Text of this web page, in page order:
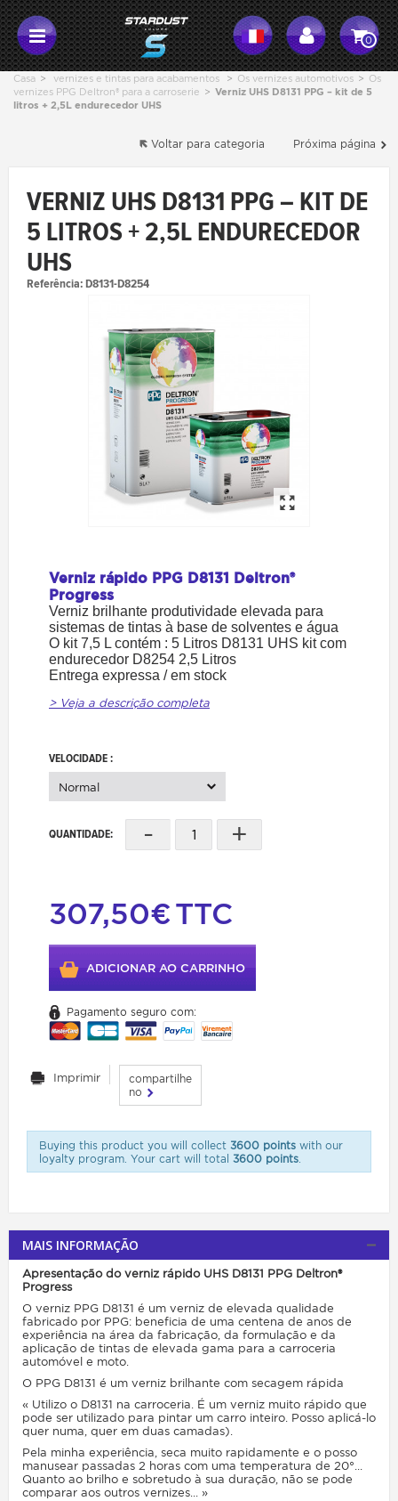
0
Casa > vernizes e tintas para acabamentos > Os vernizes automotivos > Os
vernizes PPG Deltron® para a carroserie > Verniz UHS D8131 PPG – kit de 5
litros + 2,5L endurecedor UHS
Próxima página
Voltar para categoria
VERNIZ UHS D8131 PPG – KIT DE
5 LITROS + 2,5L ENDURECEDOR
UHS
Referência:D8131-D8254
Verniz rápido PPG D8131 Deltron®
Progress
Verniz brilhante produtividade elevada para
sistemas de tintas à base de solventes e água
O kit 7,5 L contém : 5 Litros D8131 UHS kit com
endurecedor D8254 2,5 Litros
Entrega expressa / em stock
> Veja a descrição completa
VELOCIDADE :
Normal
QUANTIDADE: - +
307,50€TTC
ADICIONAR AO CARRINHO
Pagamento seguro com:
Imprimir
compartilhe
no
Buying this product you will collect 3600 pointswith our
loyalty program. Your cart will total 3600 points.
MAIS INFORMAÇÃO
Apresentação do verniz rápido UHS D8131 PPG Deltron®
Progress
O verniz PPG D8131 é um verniz de elevada qualidade
fabricado por PPG: beneficia de uma centena de anos de
experiência na área da fabricação, da formulação e da
aplicação de tintas de elevada gama para a carroceria
automóvel e moto.
O PPG D8131 é um verniz brilhante com secagem rápida
« Utilizo o D8131 na carroceria. É um verniz muito rápido que
pode ser utilizado para pintar um carro inteiro. Posso aplicá-lo
quer numa, quer em duas camadas).
Pela minha experiência, seca muito rapidamente e o posso
manusear passadas 2 horas com uma temperatura de 20°...
Quanto ao brilho e sobretudo à sua duração, não se pode
comparar aos outros vernizes... »